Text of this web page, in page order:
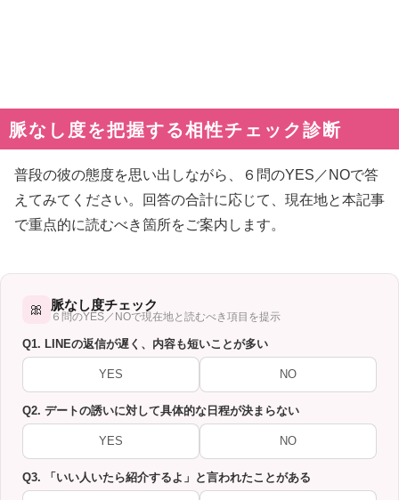
脈なし度を把握する相性チェック診断
普段の彼の態度を思い出しながら、６問のYES／NOで答
えてみてください。回答の合計に応じて、現在地と本記事
で重点的に読むべき箇所をご案内します。
🎀 脈なし度チェック
６問のYES／NOで現在地と読むべき項目を提示
Q1. LINEの返信が遅く、内容も短いことが多い
YES NO
Q2. デートの誘いに対して具体的な日程が決まらない
YES NO
Q3. 「いい人いたら紹介するよ」と言われたことがある